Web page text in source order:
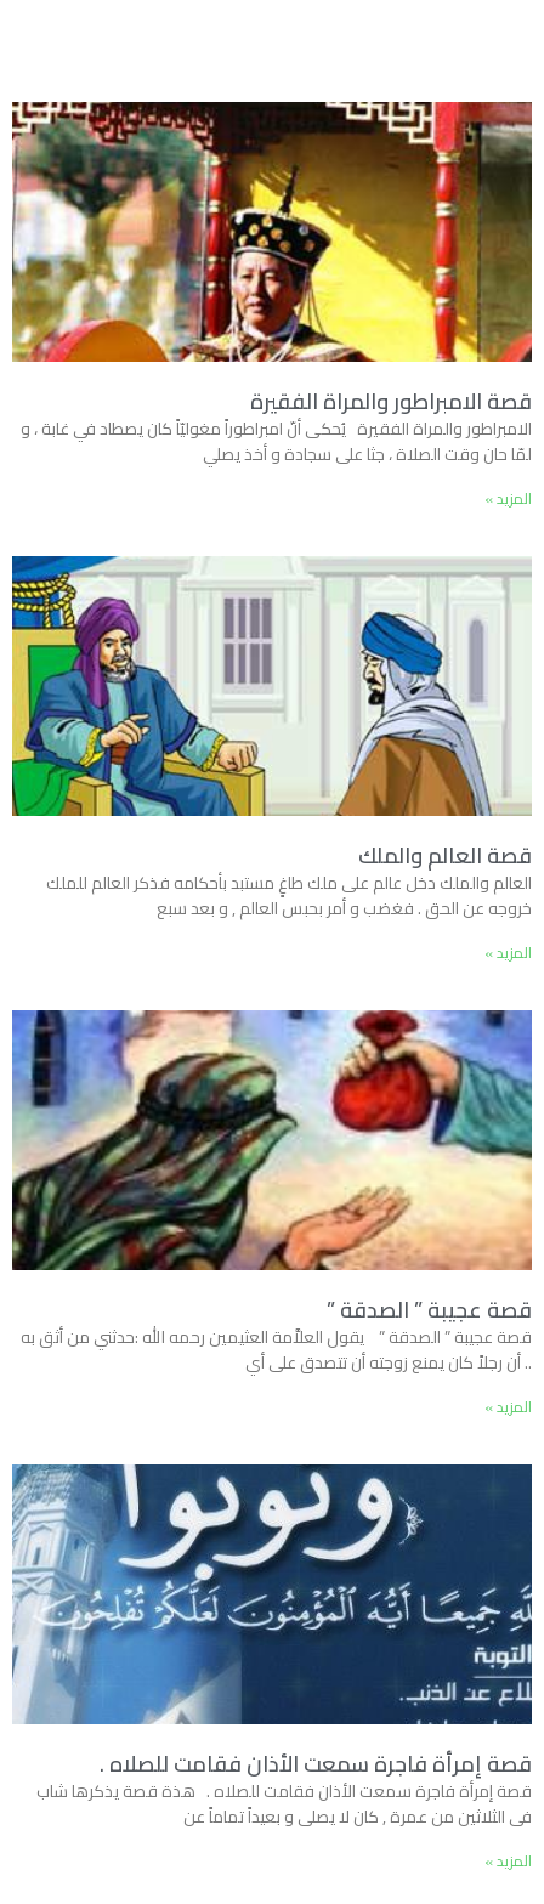
قصة الامبراطور والمراة الفقيرة
الامبراطور والمراة الفقيرة يُحكى أنّ امبراطوراً مغوليّاً كان يصطاد في غابة ، و
لمّا حان وقت الصلاة ، جثا على سجادة و أخذ يصلي
المزيد »
قصة العالم والملك
العالم والملك دخل عالم على ملك طاغٍ مستبد بأحكامه فذكر العالم للملك
خروجه عن الحق . فغضب و أمر بحبس العالم , و بعد سبع
المزيد »
قصة عجيبة ” الصدقة ”
قصة عجيبة ” الصدقة ” يقول العلاَّمة العثيمين رحمه الله :حدثني من أثق به
.. أن رجلاً كان يمنع زوجته أن تتصدق على أي
المزيد »
قصة إمرأة فاجرة سمعت الأذان فقامت للصلاه .
قصة إمرأة فاجرة سمعت الأذان فقامت للصلاه . هذة قصة يذكرها شاب
فى الثلاثين من عمرة , كان لا يصلى و بعيداً تماماً عن
المزيد »